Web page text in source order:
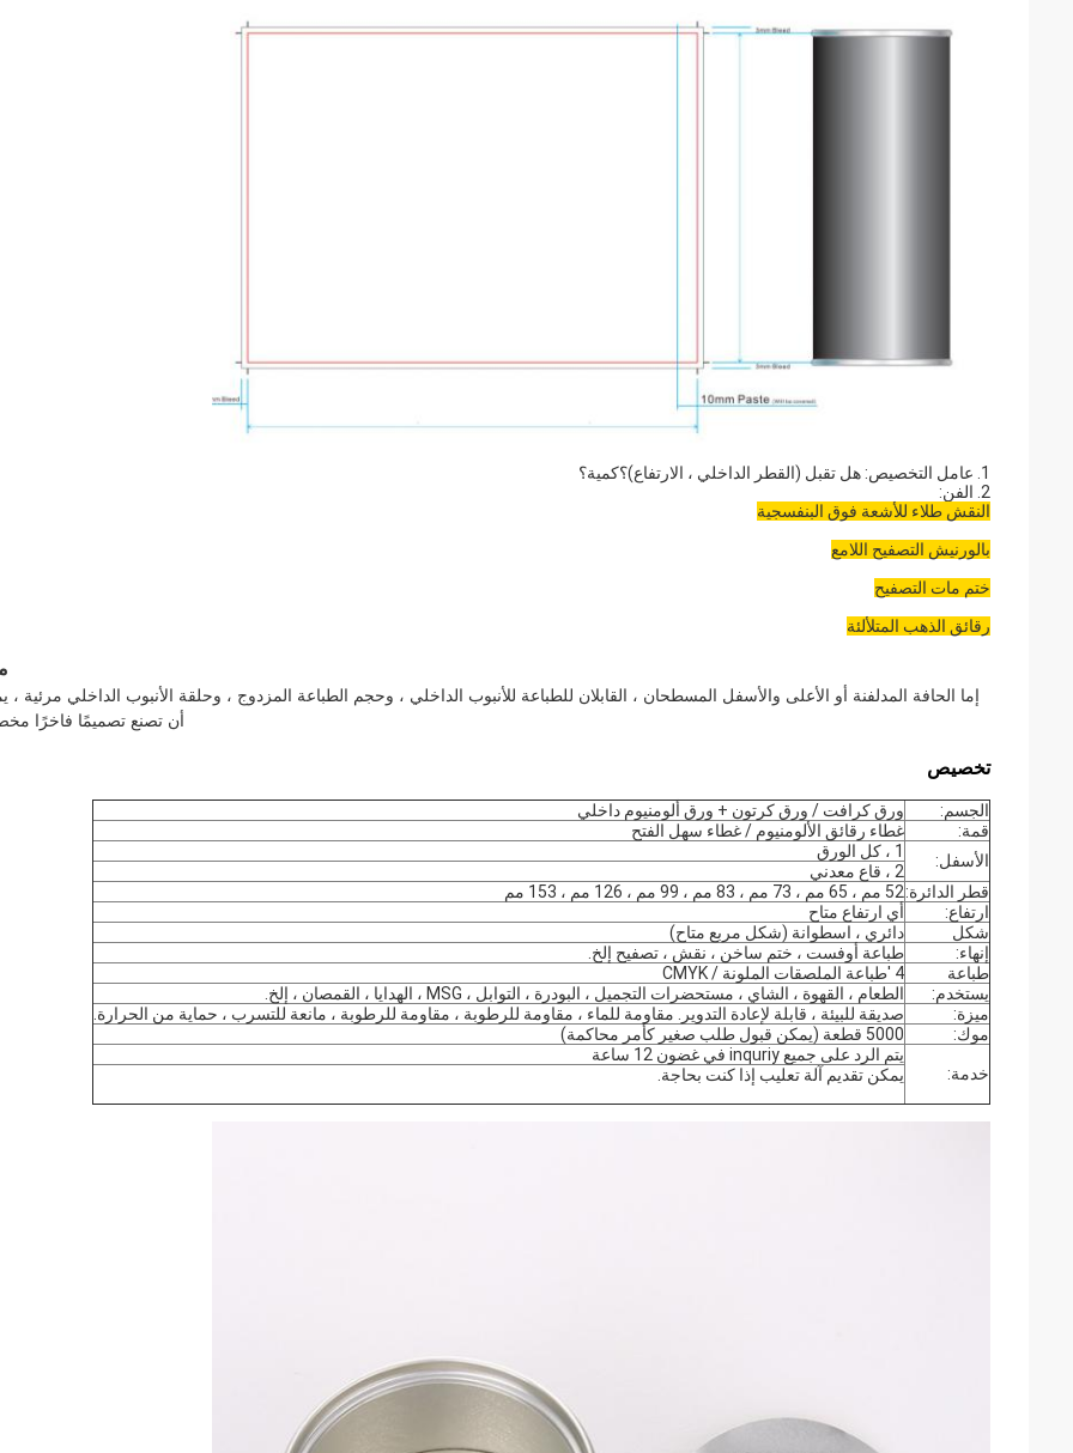
1. عامل التخصيص: هل تقبل (القطر الداخلي ، الارتفاع)؟كمية؟
2. الفن:
النقش طلاء للأشعة فوق البنفسجية
بالورنيش التصفيح اللامع
ختم مات التصفيح
رقائق الذهب المتلألئة
إما الحافة المدلفنة أو الأعلى والأسفل المسطحان ، القابلان للطباعة للأنبوب الداخلي ، وحجم الطباعة المزدوج ، وحلقة الأنبوب الداخلي مرئية ،
أن تصنع تصميمًا فاخرًا
تخصيص
الجسم:
ورق كرافت / ورق كرتون + ورق ألومنيوم داخلي
قمة:
غطاء رقائق الألومنيوم / غطاء سهل الفتح
الأسفل:
1 ، كل الورق
2 ، قاع معدني
قطر الدائرة:52 مم ، 65 مم ، 73 مم ، 83 مم ، 99 مم ، 126 مم ، 153 مم
ارتفاع:
أي ارتفاع متاح
شكل
دائري ، اسطوانة (شكل مربع متاح)
إنهاء:
طباعة أوفست ، ختم ساخن ، نقش ، تصفيح إلخ.
طباعة
4 'طباعة الملصقات الملونة / CMYK
يستخدم:
الطعام ، القهوة ، الشاي ، مستحضرات التجميل ، البودرة ، التوابل ، MSG ، الهدايا ، القمصان ، إلخ.
ميزة:
صديقة للبيئة ، قابلة لإعادة التدوير. مقاومة للماء ، مقاومة للرطوبة ، مقاومة للرطوبة ، مانعة للتسرب ، حماية من الحرارة.
موك:
5000 قطعة (يمكن قبول طلب صغير كأمر محاكمة)
خدمة:
يتم الرد على جميع inquriy في غضون 12 ساعة
يمكن تقديم آلة تعليب إذا كنت بحاجة.